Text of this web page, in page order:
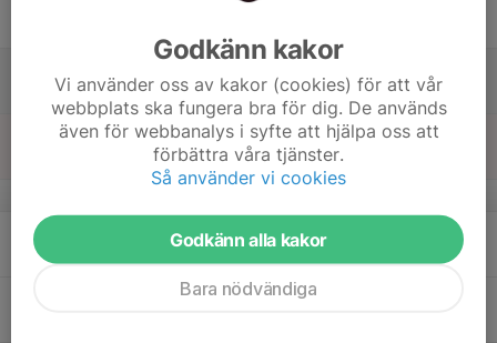
20
Mån
Godkänn kakor
Vi använder oss av kakor (cookies) för att vår
webbplats ska fungera bra för dig. De används
även för webbanalys i syfte att hjälpa oss att
förbättra våra tjänster.
Så använder vi cookies
Godkänn alla kakor
Bara nödvändiga